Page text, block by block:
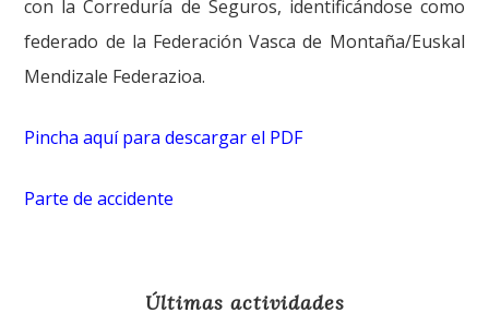
con la Correduría de Seguros, identificándose como
federado de la Federación Vasca de Montaña/Euskal
Mendizale Federazioa.
Pincha aquí para descargar el PDF
Parte de accidente
Últimas actividades